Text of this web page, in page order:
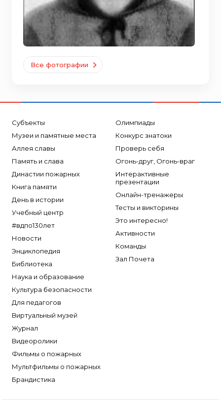
Все фотографии
Субъекты
Музеи и памятные места
Аллея славы
Память и слава
Династии пожарных
Книга памяти
День в истории
Учебный центр
#вдпо130лет
Новости
Энциклопедия
Библиотека
Наука и образование
Культура безопасности
Для педагогов
Виртуальный музей
Журнал
Видеоролики
Фильмы о пожарных
Мультфильмы о пожарных
Брандистика
Олимпиады
Конкурс знатоки
Проверь себя
Огонь-друг, Огонь-враг
Интерактивные
презентации
Онлайн-тренажеры
Тесты и викторины
Это интересно!
Активности
Команды
Зал Почета